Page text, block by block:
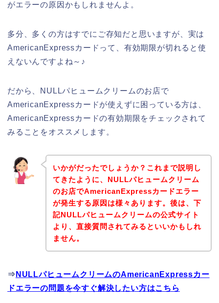
がエラーの原因かもしれませんよ。
多分、多くの方はすでにご存知だと思いますが、実は
AmericanExpressカードって、有効期限が切れると使
えないんですよね～♪
だから、NULLパヒュームクリームのお店で
AmericanExpressカードが使えずに困っている方は、
AmericanExpressカードの有効期限をチェックされて
みることをオススメします。
いかがだったでしょうか？これまで説明し
てきたように、NULLパヒュームクリーム
のお店でAmericanExpressカードエラー
が発生する原因は様々あります。後は、下
記NULLパヒュームクリームの公式サイト
より、直接質問されてみるといいかもしれ
ません。
⇒ NULLパヒュームクリームのAmericanExpressカー
ドエラーの問題を今すぐ解決したい方はこちら